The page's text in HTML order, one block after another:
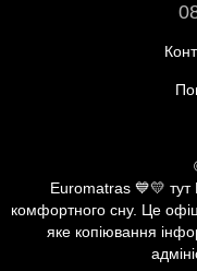
Euromatras 💙💛
комфортного сну. Це
яке копіювання